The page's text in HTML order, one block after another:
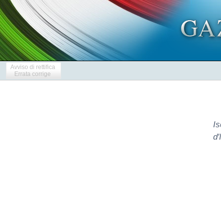
Avviso di rettifica
Errata corrige